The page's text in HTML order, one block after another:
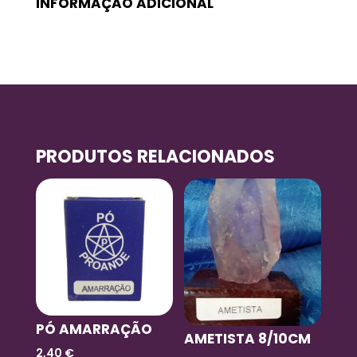
PRODUTOS RELACIONADOS
PÓ AMARRAÇÃO
2,40 €
AMETISTA 8/10CM